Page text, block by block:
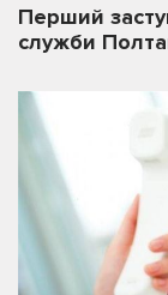
Перший
служби